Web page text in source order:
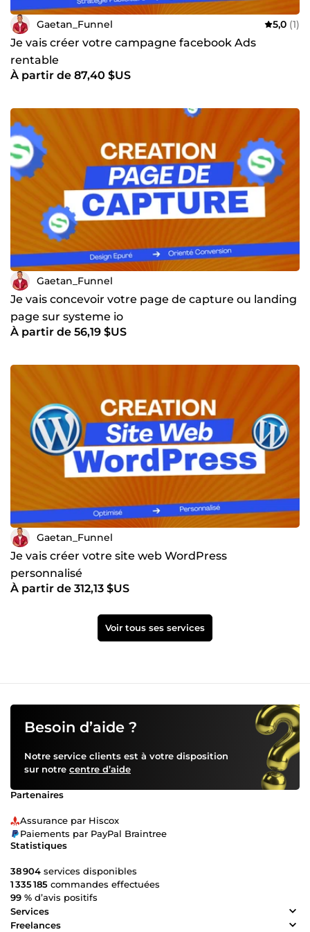
Gaetan_Funnel 5,0 (1)
Je vais créer votre campagne facebook Ads
rentable
À partir de 87,40 $US
Gaetan_Funnel
Je vais concevoir votre page de capture ou landing
page sur systeme io
À partir de 56,19 $US
Gaetan_Funnel
Je vais créer votre site web WordPress
personnalisé
À partir de 312,13 $US
Voir tous ses services
Besoin d’aide ?
Notre service clients est à votre disposition
sur notre centre d’aide
Partenaires
Assurance par Hiscox
Paiements par PayPal Braintree
Statistiques
38 904 services disponibles
1 335 185 commandes effectuées
99 % d’avis positifs
Services
Freelances